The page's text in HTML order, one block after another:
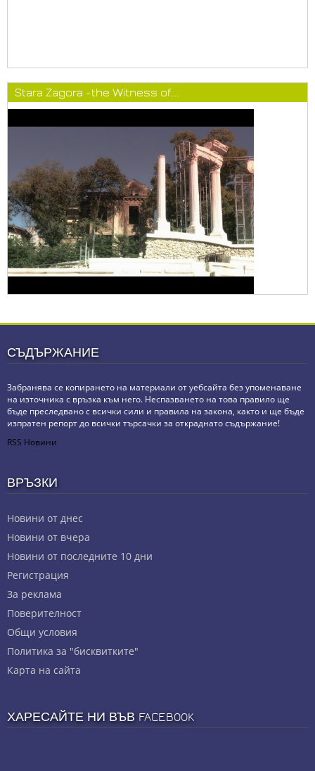
Stara Zagora -the Witness of...
СЪДЪРЖАНИЕ
Забранява се копирането на материали от уебсайта без упоменаване
на източника с връзка към него. Неспазването на това правило ще
бъде преследвано с всички сили и правила на закона, както и ще бъде
изпратен репорт до всички търсачки за откраднато съдържание!
RSS Новини
ВРЪЗКИ
Новини от днес
Новини от вчера
Новини от последните 10 дни
Регистрация
За реклама
Πoвepитeлнocт
Общи условия
Политика за "бисквитките"
Карта на сайта
ХАРЕСАЙТЕ НИ ВЪВ FACEBOOK